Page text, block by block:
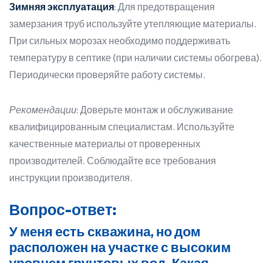
Зимняя эксплуатация: Для предотвращения
замерзания труб используйте утепляющие материалы.
При сильных морозах необходимо поддерживать
температуру в септике (при наличии системы обогрева).
Периодически проверяйте работу системы.
Рекомендации: Доверьте монтаж и обслуживание
квалифицированным специалистам. Используйте
качественные материалы от проверенных
производителей. Соблюдайте все требования
инструкции производителя.
Вопрос-ответ:
У меня есть скважина, но дом
расположен на участке с высоким